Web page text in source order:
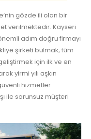
gözde ili olan bir
verilmektedir. Kayseri
adım doğru firmayı
şirketi bulmak, tüm
için ilk ve en
yirmi yılı aşkın
hizmetler
ile sorunsuz müşteri